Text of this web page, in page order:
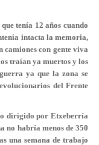
tenía 12 años cuando
intacta la memoria,
camiones con gente viva
traían ya muertos y los
ya que la zona se
del Frente
dirigido por Etxeberría
no habría menos de 350
una semana de trabajo